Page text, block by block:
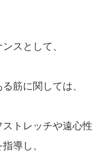
スとして、
筋に関しては、
トレッチや遠心
導し、